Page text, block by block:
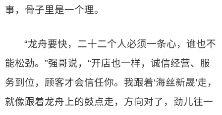
事，骨子里是一个理。
“龙舟要快，二十二个人必须一条心，谁也不
能松劲。”强哥说，“开店也一样，诚信经营、服
务到位，顾客才会信任你。我跟着‘海丝新晟’走，
就像跟着龙舟上的鼓点走，方向对了，劲儿往一